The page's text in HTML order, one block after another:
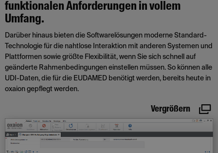
funktionalen Anforderungen in vollem
Umfang.
Darüber hinaus bieten die Softwarelösungen moderne Standard-
Technologie für die nahtlose Interaktion mit anderen Systemen und
Plattformen sowie größte Flexibilität, wenn Sie sich schnell auf
geänderte Rahmenbedingungen einstellen müssen. So können alle
UDI-Daten, die für die EUDAMED benötigt werden, bereits heute in
oxaion gepflegt werden.
Vergrößern